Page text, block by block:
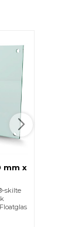
mm x
skilte